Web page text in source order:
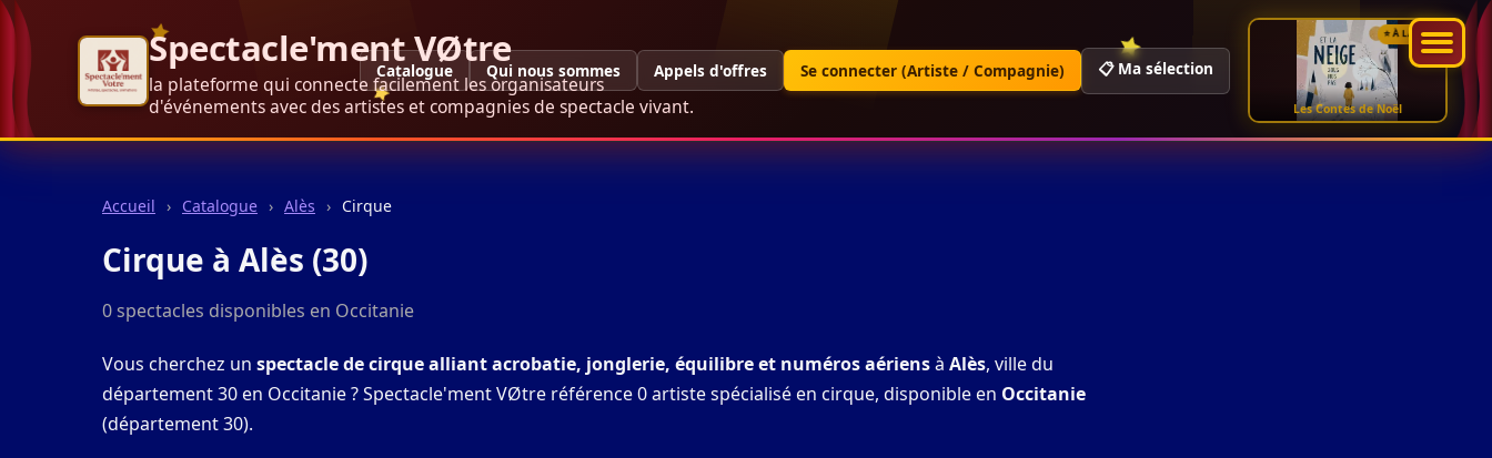
Spectacle'ment VØtre
la plateforme qui connecte facilement les organisateurs
d'événements avec des artistes et compagnies de spectacle vivant.
Catalogue Qui nous sommes Appels d'offres Se connecter (Artiste / Compagnie) 📋 Ma sélection
Les Contes de Noël
⭐ À LA UNE
Accueil › Catalogue › Alès › Cirque
Cirque à Alès (30)
0 spectacles disponibles en Occitanie
Vous cherchez un spectacle de cirque alliant acrobatie, jonglerie, équilibre et numéros aériensà Alès, ville du
département 30 en Occitanie ? Spectacle'ment VØtre référence 0 artiste spécialisé en cirque, disponible en Occitanie
(département 30).